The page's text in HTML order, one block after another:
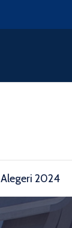
Alegeri 2024